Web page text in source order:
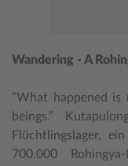
Wandering - A
“What happened
beings.”
Flüchtlingslager,
700.000